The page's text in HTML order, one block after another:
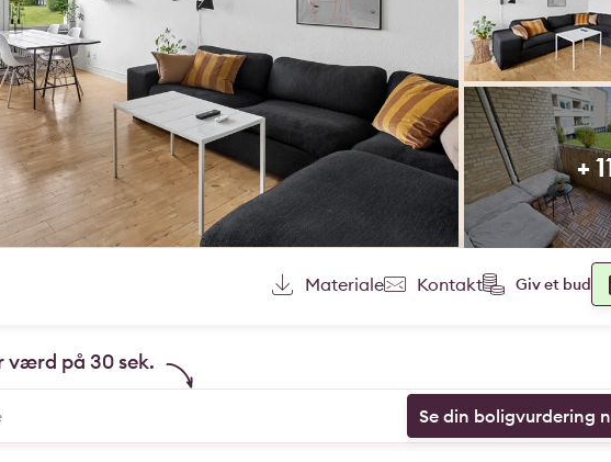
+
Materiale Kontakt Giv et bud
værd på 30 sek.
Se din boligvurdering